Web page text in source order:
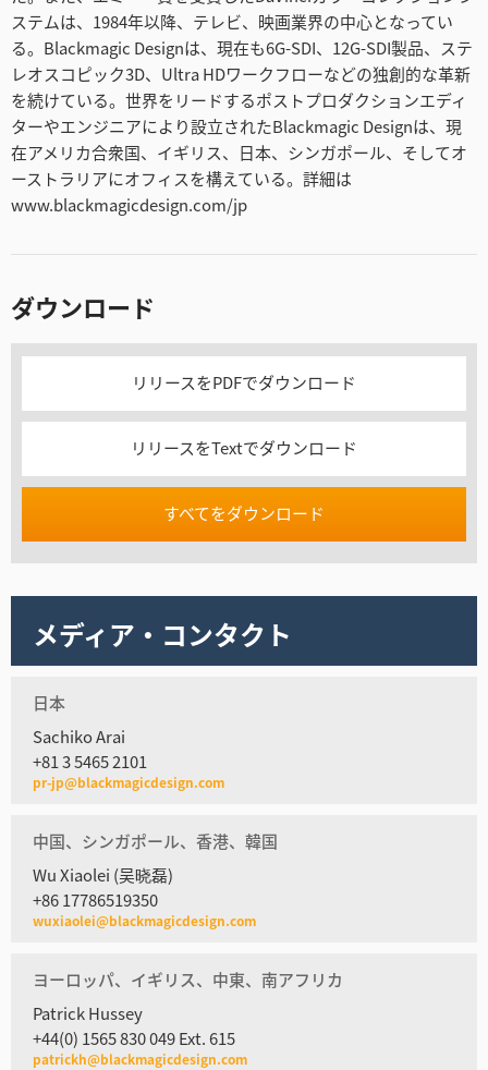
ステムは、1984年以降、テレビ、映画業界の中心となってい
る。Blackmagic Designは、現在も6G-SDI、12G-SDI製品、ステ
レオスコピック3D、Ultra HDワークフローなどの独創的な革新
を続けている。世界をリードするポストプロダクションエディ
ターやエンジニアにより設立されたBlackmagic Designは、現
在アメリカ合衆国、イギリス、日本、シンガポール、そしてオ
ーストラリアにオフィスを構えている。詳細は
www.blackmagicdesign.com/jp
ダウンロード
リリースをPDFでダウンロード
リリースをTextでダウンロード
すべてをダウンロード
メディア・コンタクト
日本
Sachiko Arai
+81 3 5465 2101
pr-jp@blackmagicdesign.com
中国、シンガポール、香港、韓国
Wu Xiaolei (吴晓磊)
+86 17786519350
wuxiaolei@blackmagicdesign.com
ヨーロッパ、イギリス、中東、南アフリカ
Patrick Hussey
+44(0) 1565 830 049 Ext. 615
patrickh@blackmagicdesign.com